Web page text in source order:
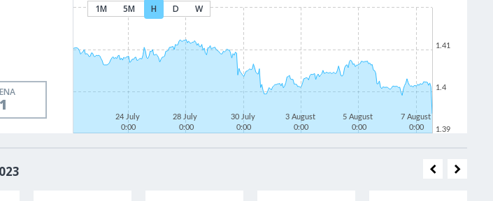
1M 5M H D W
24 July
0:00
28 July
0:00
30 July
0:00
3 August
0:00
5 August
0:00
7 August
0:00
1.39
1.4
1.41